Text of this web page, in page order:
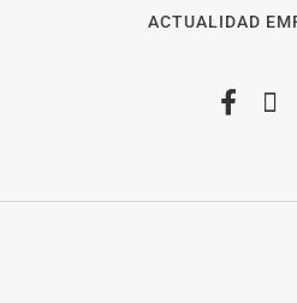
ACTUALIDAD